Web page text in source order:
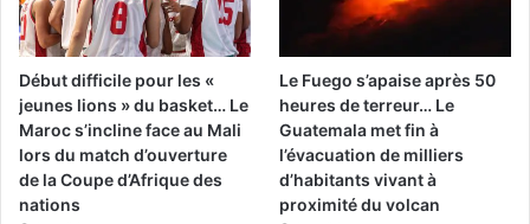
Début difficile pour les «
jeunes lions » du basket… Le
Maroc s’incline face au Mali
lors du match d’ouverture
de la Coupe d’Afrique des
nations
Le Fuego s’apaise après 50
heures de terreur… Le
Guatemala met fin à
l’évacuation de milliers
d’habitants vivant à
proximité du volcan